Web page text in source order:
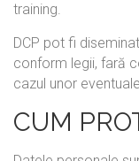
training.
DCP pot fi
conform legii, fară
cazul unor
CUM